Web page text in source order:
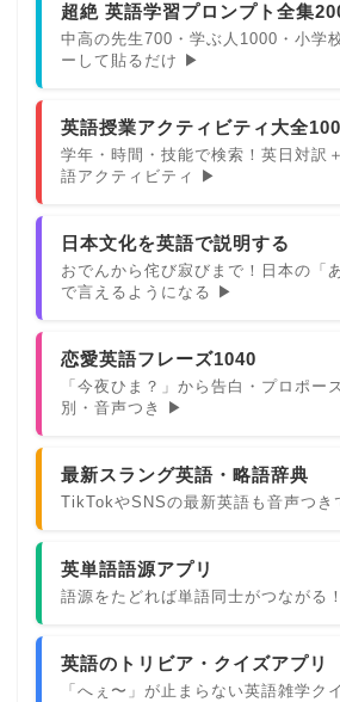
超絶 英語学習プロンプト全集
中高の先生700・学ぶ人1000・小学
ーして貼るだけ ▶
英語授業アクティビティ大全
学年・時間・技能で検索！英日対訳
語アクティビティ ▶
日本文化を英語で説明する
おでんから侘び寂びまで！日本の「
で言えるようになる ▶
恋愛英語フレーズ1040
「今夜ひま？」から告白・プロポー
別・音声つき ▶
最新スラング英語・略語辞典
TikTokやSNSの最新英語も音声つ
英単語語源アプリ
語源をたどれば単語同士がつながる
英語のトリビア・クイズアプリ
「へぇ〜」が止まらない英語雑学ク